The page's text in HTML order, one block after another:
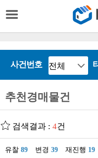
사건번호
추천경매물건
검색결과 : 4건
유찰 89 변경 39 재진행 19